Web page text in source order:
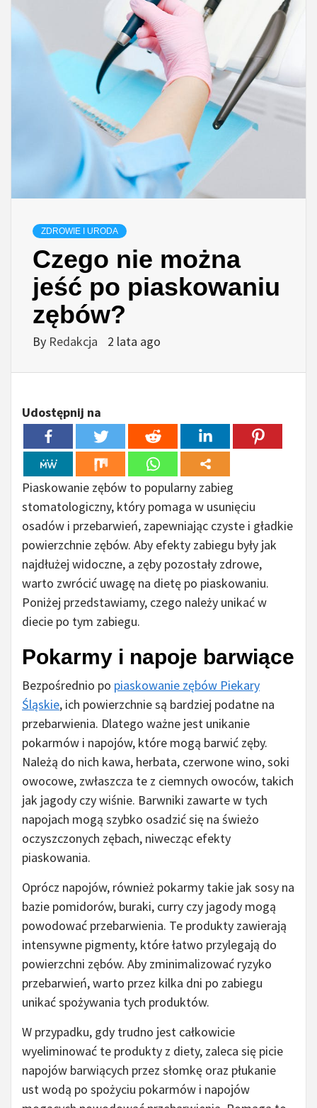
ZDROWIE I URODA
Czego nie można
jeść po piaskowaniu
zębów?
By Redakcja 2 lata ago
Udostępnij na
Piaskowanie zębów to popularny zabieg
stomatologiczny, który pomaga w usunięciu
osadów i przebarwień, zapewniając czyste i gładkie
powierzchnie zębów. Aby efekty zabiegu były jak
najdłużej widoczne, a zęby pozostały zdrowe,
warto zwrócić uwagę na dietę po piaskowaniu.
Poniżej przedstawiamy, czego należy unikać w
diecie po tym zabiegu.
Pokarmy i napoje barwiące
Bezpośrednio po piaskowanie zębów Piekary
Śląskie, ich powierzchnie są bardziej podatne na
przebarwienia. Dlatego ważne jest unikanie
pokarmów i napojów, które mogą barwić zęby.
Należą do nich kawa, herbata, czerwone wino, soki
owocowe, zwłaszcza te z ciemnych owoców, takich
jak jagody czy wiśnie. Barwniki zawarte w tych
napojach mogą szybko osadzić się na świeżo
oczyszczonych zębach, niwecząc efekty
piaskowania.
Oprócz napojów, również pokarmy takie jak sosy na
bazie pomidorów, buraki, curry czy jagody mogą
powodować przebarwienia. Te produkty zawierają
intensywne pigmenty, które łatwo przylegają do
powierzchni zębów. Aby zminimalizować ryzyko
przebarwień, warto przez kilka dni po zabiegu
unikać spożywania tych produktów.
W przypadku, gdy trudno jest całkowicie
wyeliminować te produkty z diety, zaleca się picie
napojów barwiących przez słomkę oraz płukanie
ust wodą po spożyciu pokarmów i napojów